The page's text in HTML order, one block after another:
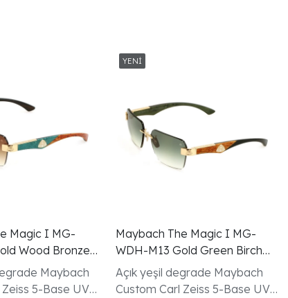
Magic I MG-
Wood Bronze
GozluguMaybach
5-Base UV
Maybach The Magic I MG-
WDH-M13 Gold Green Birch
Rimless Gunes Gozlugu
Açık yeşil degrade Maybach
Custom Carl Zeiss 5-Base UV